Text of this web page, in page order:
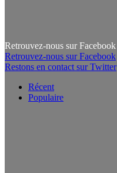
Retrouvez-nous sur Facebook
Retrouvez-nous sur Facebook
Restons en contact sur Twitter
Récent
Populaire